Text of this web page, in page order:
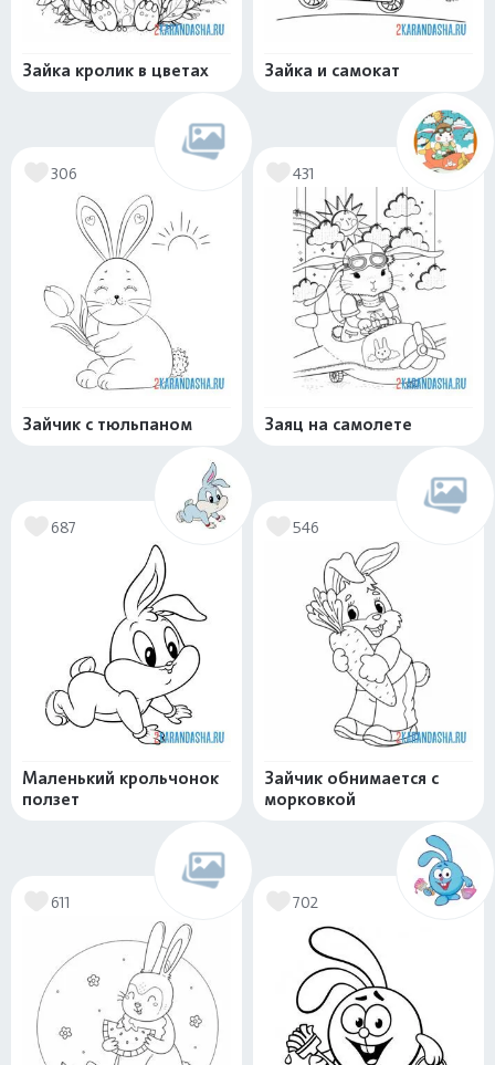
Зайка кролик в цветах Зайка и самокат
306
Зайчик с тюльпаном
431
Заяц на самолете
687
Маленький крольчонок
ползет
546
Зайчик обнимается с
морковкой
611 702